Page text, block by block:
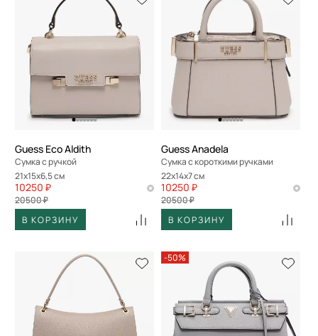
Guess Eco Aldith
Сумка с ручкой
21x15x6,5 см
10250 ₽
20500 ₽
В КОРЗИНУ
Guess Anadela
Сумка с короткими ручками
22x14x7 см
10250 ₽
20500 ₽
В КОРЗИНУ
-50%